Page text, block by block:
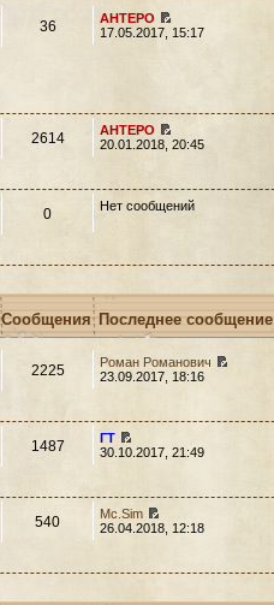
36
AHTEPO
17.05.2017, 15:17
2614
AHTEPO
20.01.2018, 20:45
0 Нет сообщений
Сообщения Последнее сообщение
2225
Роман Романович
23.09.2017, 18:16
1487
ГТ
30.10.2017, 21:49
540
Mc.Sim
26.04.2018, 12:18